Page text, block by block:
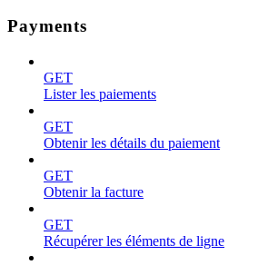
Payments
GET
Lister les paiements
GET
Obtenir les détails du paiement
GET
Obtenir la facture
GET
Récupérer les éléments de ligne